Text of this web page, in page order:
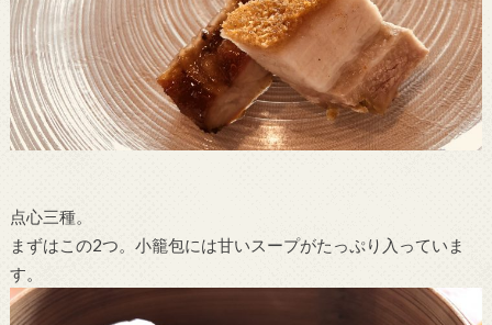
点心三種。
まずはこの2つ。小籠包には甘いスープがたっぷり入っていま
す。